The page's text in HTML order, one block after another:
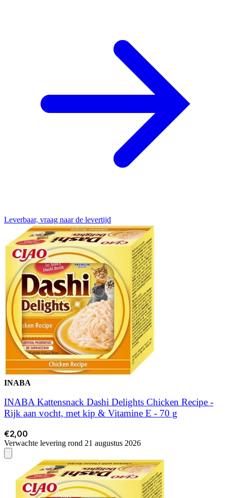
Leverbaar, vraag naar de levertijd
INABA
INABA Kattensnack Dashi Delights Chicken Recipe -
Rijk aan vocht, met kip & Vitamine E - 70 g
€2,00
Verwachte levering rond 21 augustus 2026